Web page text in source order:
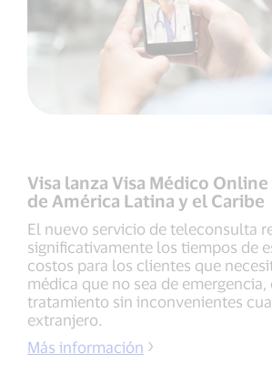
Visa lanza Visa Médico
de América Latina y el Caribe
El nuevo servicio de teleconsulta
significativamente los tiempos de
costos para los clientes que
médica que no sea de
tratamiento sin inconvenientes
extranjero.
Más información